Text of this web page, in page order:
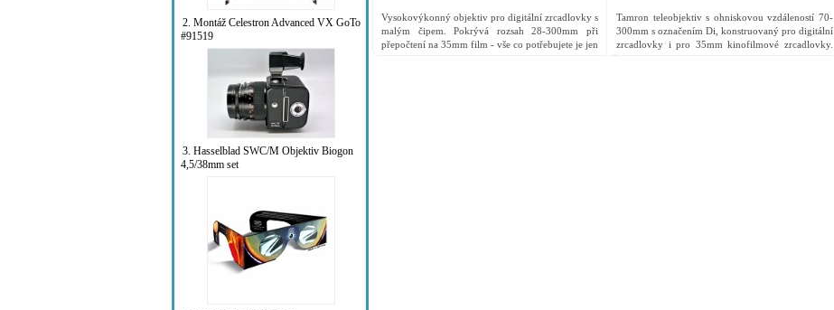
2. Montáž Celestron Advanced VX GoTo
#91519
3. Hasselblad SWC/M Objektiv Biogon
4,5/38mm set
Vysokovýkonný objektiv pro digitální zrcadlovky s
malým čipem. Pokrývá rozsah 28-300mm při
přepočtení na 35mm film - vše co potřebujete je jen
Tamron teleobjektiv s ohniskovou vzdáleností 70-
300mm s označením Di, konstruovaný pro digitální
zrcadlovky i pro 35mm kinofilmové zrcadlovky.